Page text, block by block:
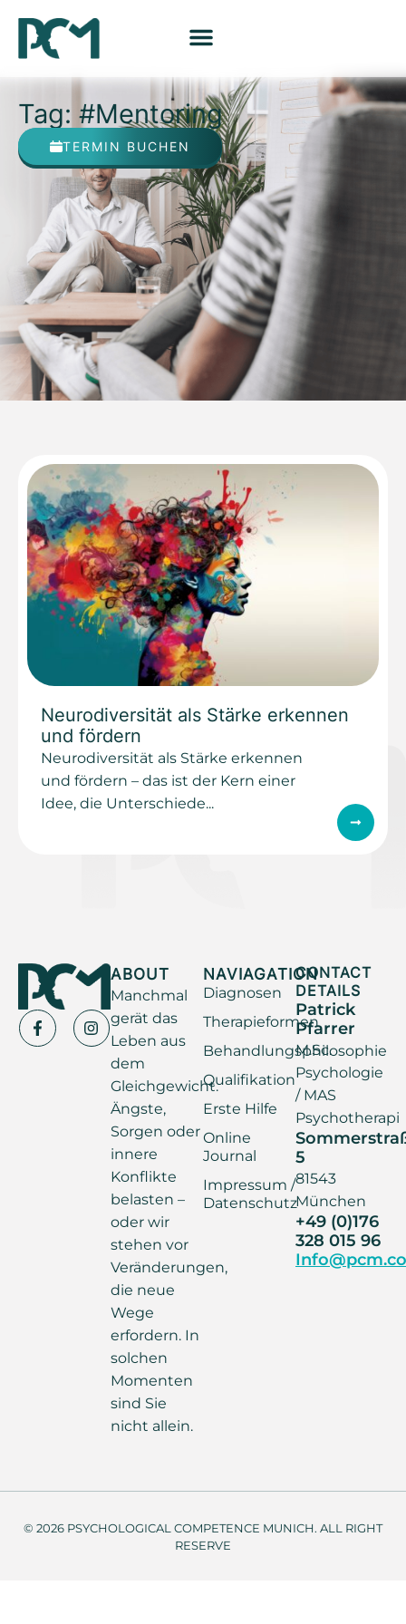
Tag: #Mentoring
TERMIN BUCHEN
Neurodiversität als Stärke erkennen
und fördern
Neurodiversität als Stärke erkennen
und fördern – das ist der Kern einer
Idee, die Unterschiede...
ABOUT
Manchmal
gerät das
Leben aus
dem
Gleichgewicht.
Ängste,
Sorgen oder
innere
Konflikte
belasten –
oder wir
stehen vor
Veränderungen,
die neue
Wege
erfordern. In
solchen
Momenten
sind Sie
nicht allein.
NAVIAGATION
Diagnosen
Therapieformen
Behandlungsphilosophie
Qualifikation
Erste Hilfe
Online
Journal
Impressum /
Datenschutz
CONTACT
DETAILS
Patrick
Pfarrer
M.Sc.
Psychologie
/ MAS
Psychotherapi
5
81543
München
+49 (0)176
328 015 96
© 2026 PSYCHOLOGICAL COMPETENCE MUNICH. ALL RIGHT
RESERVE